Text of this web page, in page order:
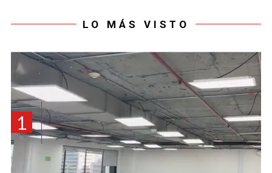
LO MÁS VISTO
1